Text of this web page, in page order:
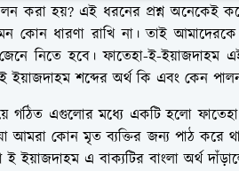
করা হয়? এই ধরনের প্রশ্ন অনেকেই
কোন ধারণা রাখি না। তাই
নিতে হবে। ফাতেহা-ই-ইয়াজদাহম
ইয়াজদাহম শব্দের অর্থ কি এবং কেন
গঠিত এগুলোর মধ্যে একটি হলো
আমরা কোন মৃত ব্যক্তির জন্য পাঠ করে
ইয়াজদাহম এ বাক্যটির বাংলা অর্থ